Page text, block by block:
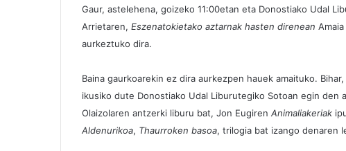
Gaur, astelehena, goizeko 11:00etan eta Donostiako Udal
Arrietaren, Eszenatokietako aztarnak hasten direnean
aurkeztuko dira.
Baina gaurkoarekin ez dira aurkezpen hauek amaituko.
ikusiko dute Donostiako Udal Liburutegiko Sotoan egin den
Olaizolaren antzerki liburu bat, Jon Eugiren Animaliakeriak
Aldenurikoa, Thaurroken basoa, trilogia bat izango denaren